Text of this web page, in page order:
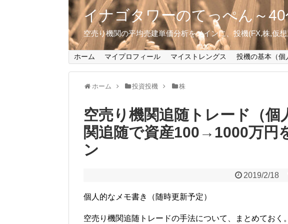
イナゴタワーのてっぺん～
空売り機関の平均売建単価分析をメインに、投機(FX,株,仮
ホーム マイプロフィール マイストレングス 投機の基本（個
ホーム 投資投機 株
空売り機関追随トレード（個
関追随で資産100→1000万円
ン
2019/2/18
個人的なメモ書き（随時更新予定）
空売り機関追随トレードの手法について、まとめておく。